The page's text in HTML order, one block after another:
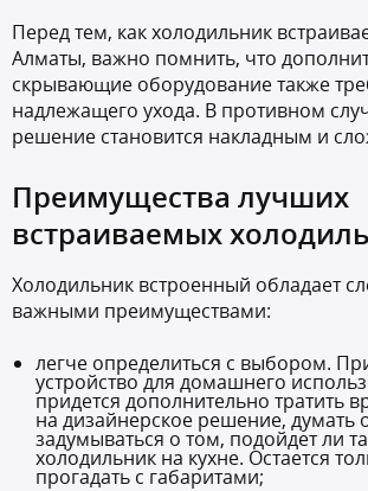
Перед тем, как холодильник
Алматы, важно помнить, что
скрывающие оборудование также
надлежащего ухода. В противном
решение становится накладным и
Преимущества лучших
встраиваемых
Холодильник встроенный обладает
важными преимуществами:
легче определиться с выбором.
устройство для домашнего
придется дополнительно тратить
на дизайнерское решение, думать
задумываться о том, подойдет ли
холодильник на кухне. Остается
прогадать с габаритами;